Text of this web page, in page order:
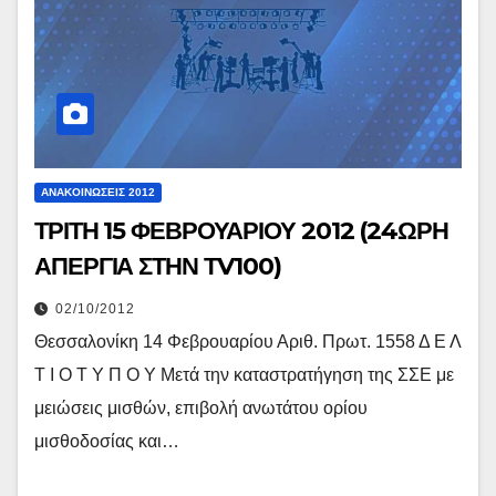
ΑΝΑΚΟΙΝΏΣΕΙΣ 2012
ΤΡΙΤΗ 15 ΦΕΒΡΟΥΑΡΙΟΥ 2012 (24ΩΡΗ
ΑΠΕΡΓΙΑ ΣΤΗΝ ΤV100)
02/10/2012
Θεσσαλονίκη 14 Φεβρουαρίου Αριθ. Πρωτ. 1558 Δ Ε Λ
Τ Ι Ο Τ Υ Π Ο Υ Μετά την καταστρατήγηση της ΣΣΕ με
μειώσεις μισθών, επιβολή ανωτάτου ορίου
μισθοδοσίας και…